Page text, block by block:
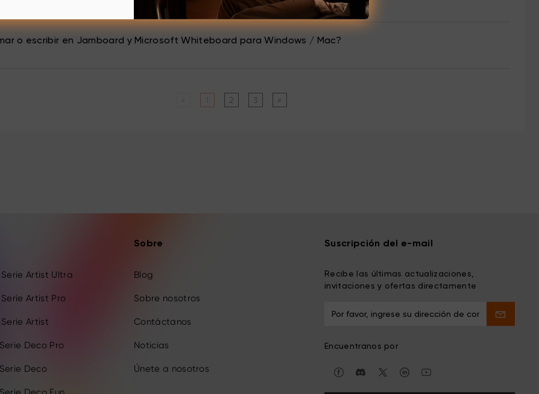
o escribir en Jamboard y Microsoft Whiteboard para Windows / Mac?
2 3 »
Artist Ultra
Artist Pro
Artist
Deco Pro
Deco
Sobre
Blog
Sobre nosotros
Contáctanos
Noticias
Únete a nosotros
Suscripción del e-mail
Recibe las últimas actualizaciones,
invitaciones y ofertas directamente
Encuentranos por